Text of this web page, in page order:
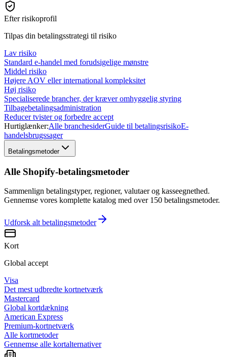
Efter risikoprofil
Tilpas din betalingsstrategi til risiko
Lav risiko
Standard e-handel med forudsigelige mønstre
Middel risiko
Højere AOV eller international kompleksitet
Høj risiko
Specialiserede brancher, der kræver omhyggelig styring
Tilbagebetalingsadministration
Reducer tvister og forbedre accept
Hurtiglænker:Alle branchesiderGuide til betalingsrisikoE-
handelsbrugssager
Betalingsmetoder
Alle Shopify-betalingsmetoder
Sammenlign betalingstyper, regioner, valutaer og kasseegnethed.
Gennemse vores komplette katalog med over 150 betalingsmetoder.
Udforsk alt betalingsmetoder
Kort
Global accept
Visa
Det mest udbredte kortnetværk
Mastercard
Global kortdækning
American Express
Premium-kortnetværk
Alle kortmetoder
Gennemse alle kortalternativer